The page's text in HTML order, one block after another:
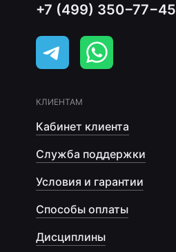
+7 (499) 350−77−45
КЛИЕНТАМ
Кабинет клиента
Служба поддержки
Условия и гарантии
Способы оплаты
Дисциплины